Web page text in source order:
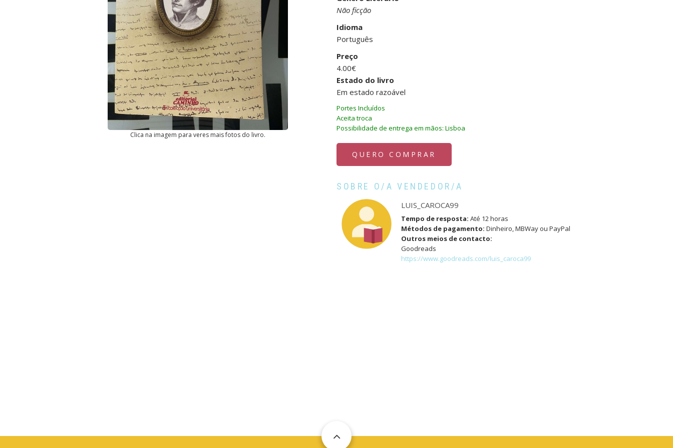
Clica na imagem para veres mais fotos do livro.
Não ficção
Idioma
Português
Preço
4.00€
Estado do livro
Em estado razoável
Portes Incluídos
Aceita troca
Possibilidade de entrega em mãos: Lisboa
QUERO COMPRAR
SOBRE O/A VENDEDOR/A
LUIS_CAROCA99
Tempo de resposta: Até 12 horas
Métodos de pagamento: Dinheiro, MBWay ou PayPal
Outros meios de contacto:
Goodreads
https://www.goodreads.com/luis_caroca99